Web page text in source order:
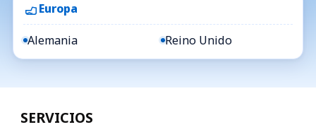
Europa
Alemania Reino Unido
SERVICIOS